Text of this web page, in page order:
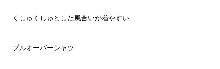
くしゅくしゅとした風合いが着やすい…
プルオーバーシャツ